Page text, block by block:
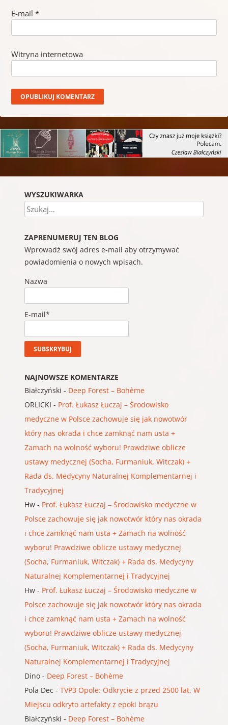
E-mail *
Witryna internetowa
WYSZUKIWARKA
Szukaj
ZAPRENUMERUJ TEN BLOG
Wprowadź swój adres e-mail aby otrzymywać
powiadomienia o nowych wpisach.
Nazwa
E-mail*
NAJNOWSZE KOMENTARZE
Białczyński - Deep Forest – Bohème
ORLICKI - Prof. Łukasz Łuczaj – Środowisko
medyczne w Polsce zachowuje się jak nowotwór
który nas okrada i chce zamknąć nam usta +
Zamach na wolność wyboru! Prawdziwe oblicze
ustawy medycznej (Socha, Furmaniuk, Witczak) +
Rada ds. Medycyny Naturalnej Komplementarnej i
Tradycyjnej
Hw- Prof. Łukasz Łuczaj – Środowisko medyczne w
Polsce zachowuje się jak nowotwór który nas okrada
i chce zamknąć nam usta + Zamach na wolność
wyboru! Prawdziwe oblicze ustawy medycznej
(Socha, Furmaniuk, Witczak) + Rada ds. Medycyny
Naturalnej Komplementarnej i Tradycyjnej
Hw- Prof. Łukasz Łuczaj – Środowisko medyczne w
Polsce zachowuje się jak nowotwór który nas okrada
i chce zamknąć nam usta + Zamach na wolność
wyboru! Prawdziwe oblicze ustawy medycznej
(Socha, Furmaniuk, Witczak) + Rada ds. Medycyny
Naturalnej Komplementarnej i Tradycyjnej
Dino- Deep Forest – Bohème
Pola Dec - TVP3 Opole: Odkrycie z przed 2500 lat. W
Miejscu odkryto artefakty z epoki brązu
Białczyński - Deep Forest – Bohème